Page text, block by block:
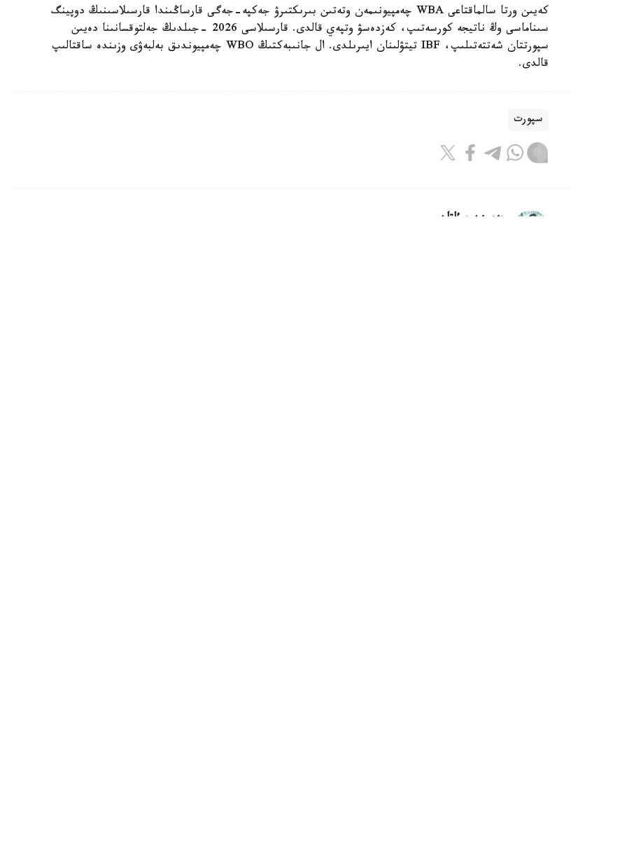
كەيىن ورتا سالماقتاعى WBA چەمپيونىمەن وتەتىن بىرىكتىرۋ جەكپە-جەگى قارساڭىندا قارسىلاسىنىڭ دوپينگ
سىناماسى وڭ ناتيجە كورسەتىپ، كەزدەسۋ وتپەي قالدى. قارسىلاسى 2026 -جىلدىڭ جەلتوقسانىنا دەيىن
سپورتتان شەتتەتىلىپ، IBF تيتۋلىنان ايىرىلدى. ال جانىبەكتىڭ WBO چەمپيوندىق بەلبەۋى وزىندە ساقتالىپ
قالدى.
سپورت
بەيسەن سۇلتان